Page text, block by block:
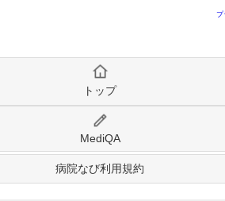
プ
トップ
MediQA
病院なび利用規約